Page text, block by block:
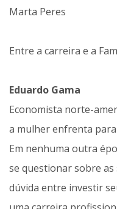
Marta Peres
Entre a carreira e a
Eduardo Gama
Economista norte-
a mulher enfrenta
Em nenhuma outra
se questionar sobre as
dúvida entre investir